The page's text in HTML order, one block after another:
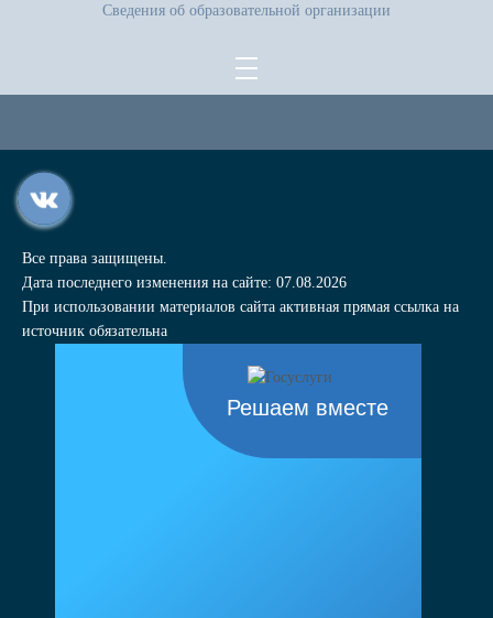
Сведения об образовательной организации
Все права защищены.
Дата последнего изменения на сайте: 07.08.2026
При использовании материалов сайта активная прямая ссылка на
источник обязательна
Решаем вместе